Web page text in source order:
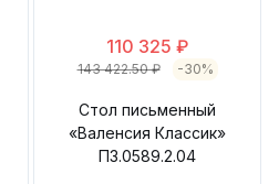
110 325 ₽
143 422.50 ₽ -30%
Стол письменный
«Валенсия Классик»
П3.0589.2.04